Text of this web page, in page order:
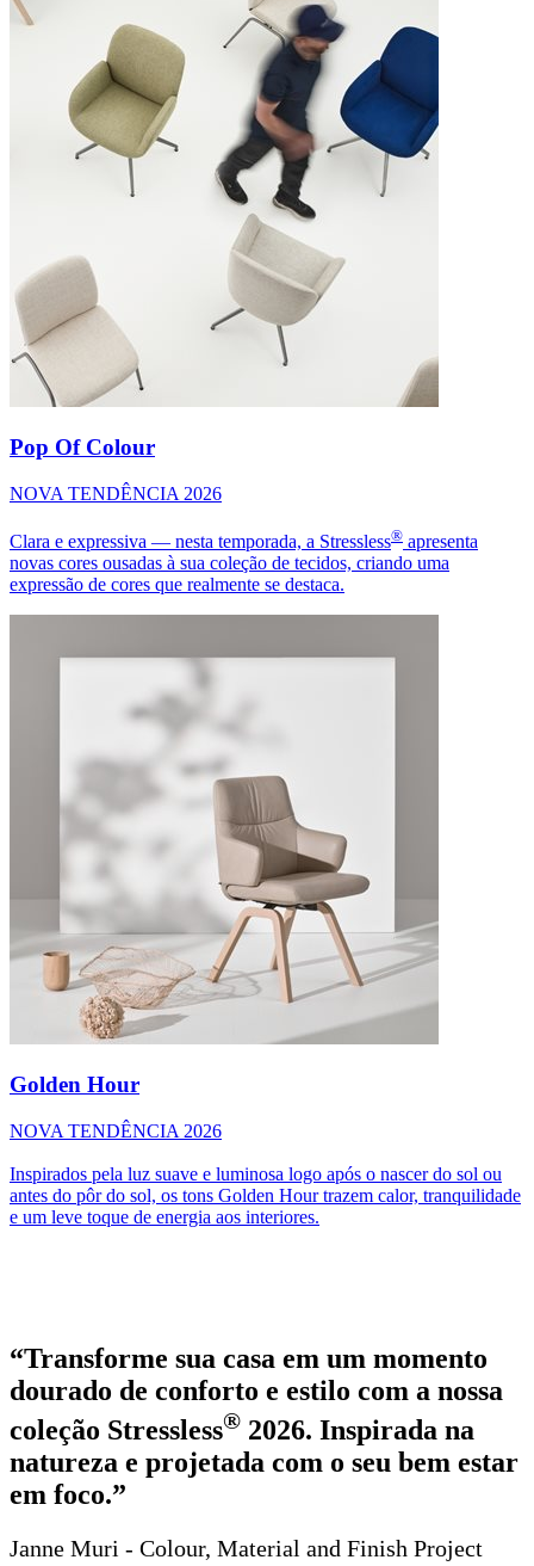
Pop Of Colour
NOVA TENDÊNCIA 2026
Clara e expressiva — nesta temporada, a Stressless® apresenta
novas cores ousadas à sua coleção de tecidos, criando uma
expressão de cores que realmente se destaca.
Golden Hour
NOVA TENDÊNCIA 2026
Inspirados pela luz suave e luminosa logo após o nascer do sol ou
antes do pôr do sol, os tons Golden Hour trazem calor, tranquilidade
e um leve toque de energia aos interiores.
“Transforme sua casa em um momento
dourado de conforto e estilo com a nossa
coleção Stressless® 2026. Inspirada na
natureza e projetada com o seu bem estar
em foco.”
Janne Muri - Colour, Material and Finish Project